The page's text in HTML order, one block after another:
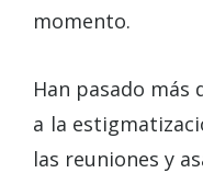
momento.
Han pasado más
a la
las reuniones y